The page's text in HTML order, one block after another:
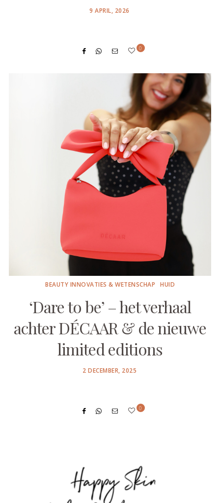
POSTED
9 APRIL, 2026
0
BEAUTY INNOVATIES & WETENSCHAP HUID
‘Dare to be’ – het verhaal
achter DÉCAAR & de nieuwe
limited editions
POSTED
2 DECEMBER, 2025
0